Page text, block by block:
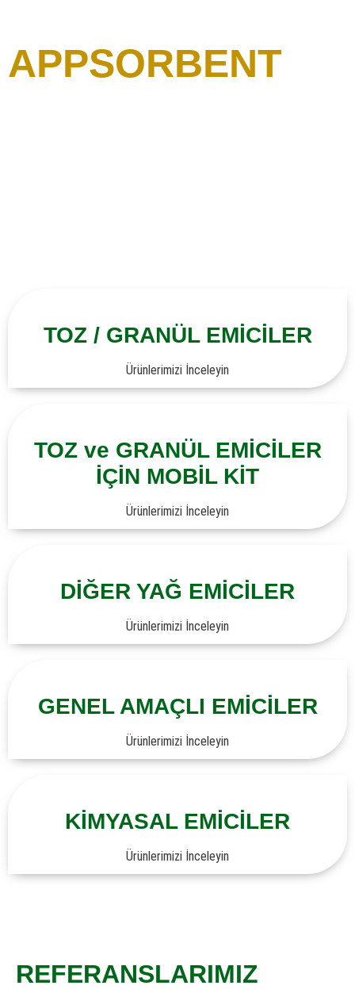
APPSORBENT
TOZ / GRANÜL EMİCİLER
Ürünlerimizi İnceleyin
TOZ ve GRANÜL EMİCİLER
İÇİN MOBİL KİT
Ürünlerimizi İnceleyin
DİĞER YAĞ EMİCİLER
Ürünlerimizi İnceleyin
GENEL AMAÇLI EMİCİLER
Ürünlerimizi İnceleyin
KİMYASAL EMİCİLER
Ürünlerimizi İnceleyin
REFERANSLARIMIZ